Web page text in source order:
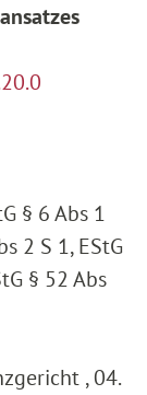
§ 6 Abs 1
2 S 1, EStG
§ 52 Abs
, 04.